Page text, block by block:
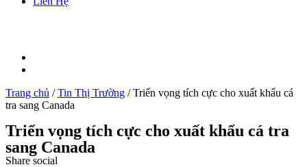
Trang chủ /Tin Thị Trường /Triển vọng tích cực cho xuất khẩu cá
tra sang Canada
Triển vọng tích cực cho xuất khẩu cá tra
sang Canada
Share social